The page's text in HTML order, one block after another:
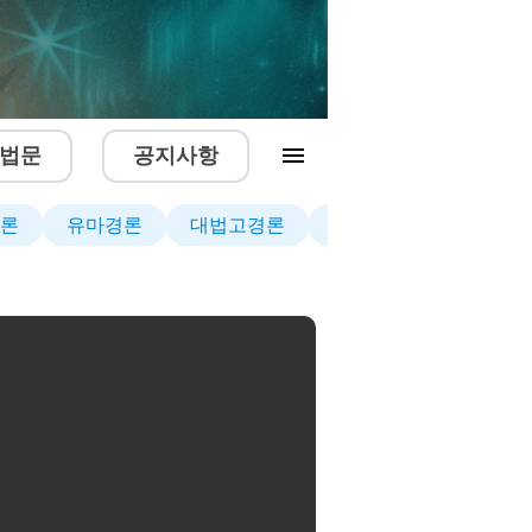
문 공지사항
유마경론 대법고경론